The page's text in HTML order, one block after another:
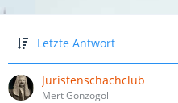
Letzte Antwort
Juristenschachclub
Mert Gonzogol